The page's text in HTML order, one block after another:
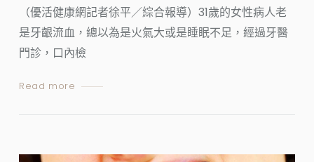
（優活健康網記者徐平／綜合報導）31歲的女性病人老
是牙齦流血，總以為是火氣大或是睡眠不足，經過牙醫
門診，口內檢
Read more